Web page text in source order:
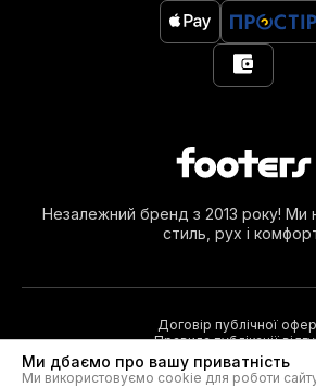
Незалежний бренд з 2013 року! Ми
стиль, рух і
Договір публічної
Правила публікації
Ми дбаємо про вашу приватність
Ми використовуємо cookie для роботи сайту,